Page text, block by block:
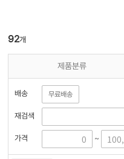
제품분류
배송 무료배송
재검색
가격 ~
92개